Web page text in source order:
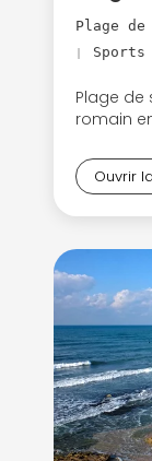
Plage de
Sports
Plage
romain
Ouvrir